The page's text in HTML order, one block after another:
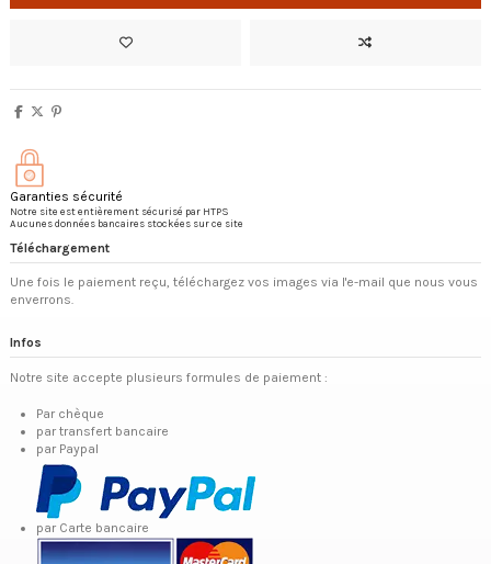
Garanties sécurité
Notre site est entièrement sécurisé par HTPS
Aucunes données bancaires stockées sur ce site
Téléchargement
Une fois le paiement reçu, téléchargez vos images via l'e-mail que nous vous
enverrons.
Infos
Notre site accepte plusieurs formules de paiement :
Par chèque
par transfert bancaire
par Paypal
par Carte bancaire